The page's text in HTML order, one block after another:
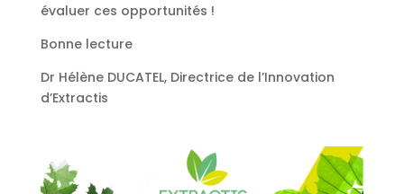
évaluer ces opportunités !
Bonne lecture
Dr Hélène DUCATEL, Directrice de l’Innovation
d’Extractis